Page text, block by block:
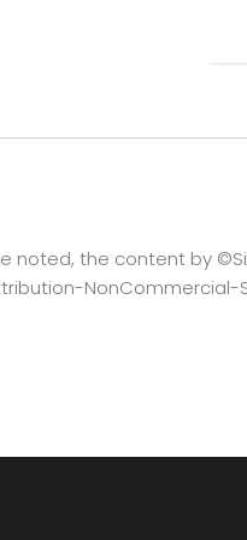
noted, the content by
NonCommercial-